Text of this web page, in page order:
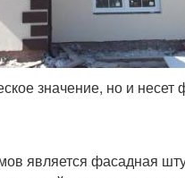
значение, но и
является фасадная